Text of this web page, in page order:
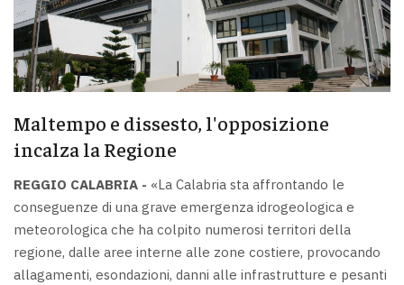
Maltempo e dissesto, l'opposizione
incalza la Regione
REGGIO CALABRIA - «La Calabria sta affrontando le
conseguenze di una grave emergenza idrogeologica e
meteorologica che ha colpito numerosi territori della
regione, dalle aree interne alle zone costiere, provocando
allagamenti, esondazioni, danni alle infrastrutture e pesanti